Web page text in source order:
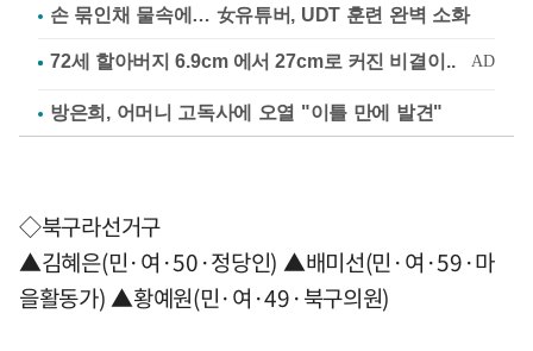
손 묶인채 물속에… 女유튜버, UDT 훈련 완벽 소화
방은희, 어머니 고독사에 오열 "이틀 만에 발견"
◇북구라선거구
▲김혜은(민·여·50·정당인) ▲배미선(민·여·59·마
을활동가) ▲황예원(민·여·49·북구의원)